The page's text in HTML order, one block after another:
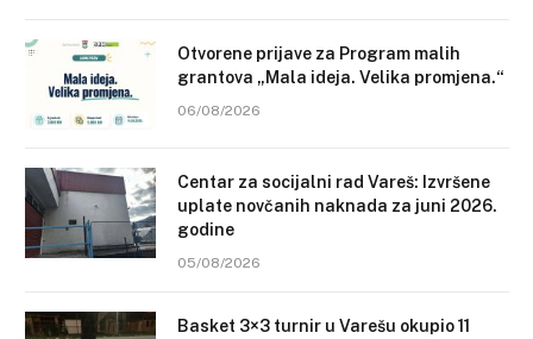
Otvorene prijave za Program malih
grantova „Mala ideja. Velika promjena.“
06/08/2026
Centar za socijalni rad Vareš: Izvršene
uplate novčanih naknada za juni 2026.
godine
05/08/2026
Basket 3×3 turnir u Varešu okupio 11